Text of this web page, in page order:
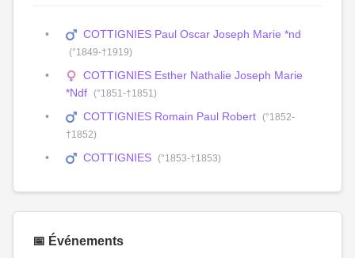
COTTIGNIES Paul Oscar Joseph Marie *nd
(°1849-†1919)
COTTIGNIES Esther Nathalie Joseph Marie
*Ndf
(°1851-†1851)
COTTIGNIES Romain Paul Robert (°1852-
†1852)
COTTIGNIES (°1853-†1853)
📅 Événements